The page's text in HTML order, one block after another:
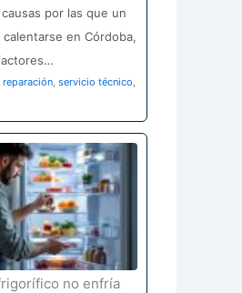
por las que un
en Córdoba,
reparación, servicio técnico,
no enfría